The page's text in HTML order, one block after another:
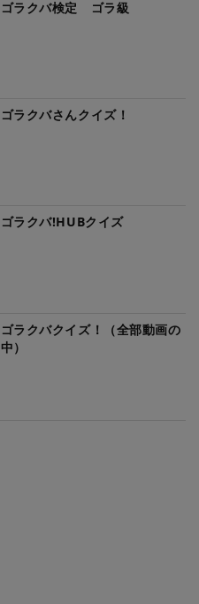
ゴラクバ検定 ゴラ級
ゴラクバさんクイズ！
ゴラクバ!HUBクイズ
ゴラクバクイズ！（全部動画の
中）